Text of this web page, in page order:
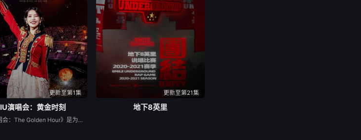
更新至第1集
IU演唱会：黄金时刻
《IU演唱会：The Golden Hour》是为纪念艺人IU出道15周年而在剧场上映的演出实况电影，以令人眼花缭乱的美丽歌曲和梦幻般的舞台表演将充满奥林匹克主竞技场的Golden Hour搬上了银幕。 《IU演唱会：The Golden Hour》是2022年9月17日、18日两天举行的歌手IU的演唱会《The Golden Hour：橙色太阳下》制作成剧场版本的电影。
更新至第21集
地下8英里